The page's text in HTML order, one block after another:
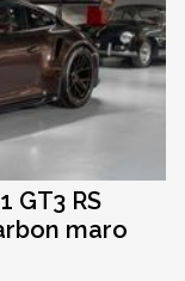
GT3 RS
maro